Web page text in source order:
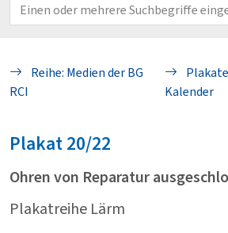
Reihe: Medien der BG
RCI
Kalender
Plakat20/22
Ohren von Reparatur
Plakatreihe Lärm